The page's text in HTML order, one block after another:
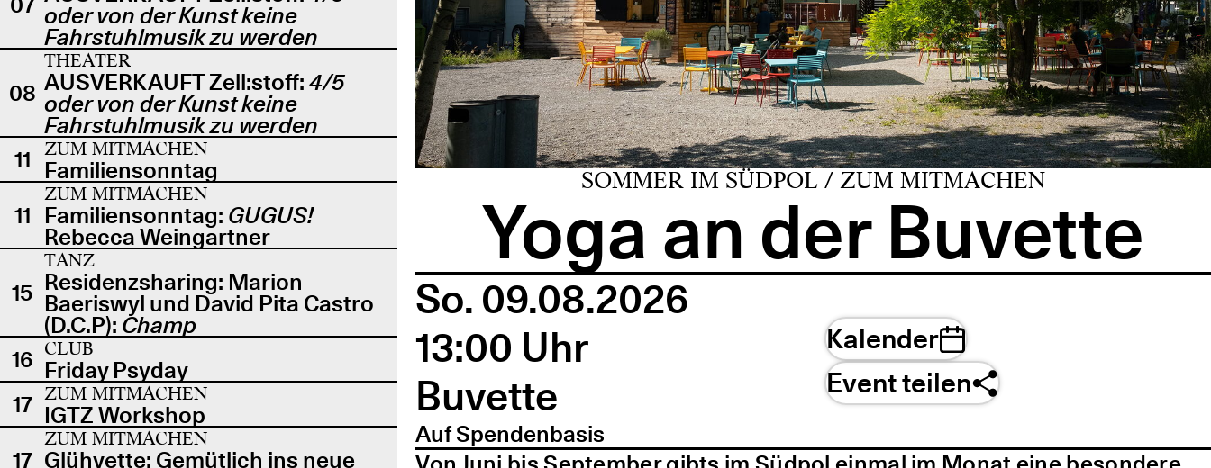
oder von der Kunst keine
Fahrstuhlmusik zu werden
08
THEATER
AUSVERKAUFT Zell:stoff: 4/5
oder von der Kunst keine
Fahrstuhlmusik zu werden
11
ZUM MITMACHEN
Familiensonntag
11
ZUM MITMACHEN
Familiensonntag: GUGUS!
Rebecca Weingartner
15
TANZ
Residenzsharing: Marion
Baeriswyl und David Pita Castro
(D.C.P): Champ
16 CLUB
Friday Psyday
17 ZUM MITMACHEN
IGTZ Workshop
17
ZUM MITMACHEN
Glühvette: Gemütlich ins neue
SOMMER IM SÜDPOL / ZUM MITMACHEN
Yoga an der Buvette
So. 09.08.2026
13:00 Uhr
Buvette
Auf Spendenbasis
Kalender
Event teilen